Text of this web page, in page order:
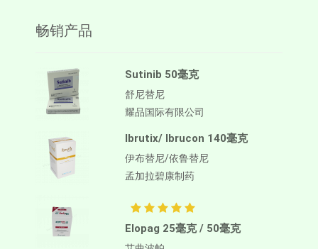
阿利阿西西米尼 40毫克
畅销产品
Sutinib 50毫克
舒尼替尼
耀品国际有限公司
Ibrutix/ Ibrucon 140毫克
伊布替尼/依鲁替尼
孟加拉碧康制药
Elopag 25毫克 / 50毫克